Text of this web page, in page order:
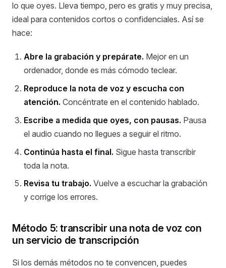
lo que oyes. Lleva tiempo, pero es gratis y muy precisa,
ideal para contenidos cortos o confidenciales. Así se
hace:
Abre la grabación y prepárate. Mejor en un
ordenador, donde es más cómodo teclear.
Reproduce la nota de voz y escucha con
atención. Concéntrate en el contenido hablado.
Escribe a medida que oyes, con pausas. Pausa
el audio cuando no llegues a seguir el ritmo.
Continúa hasta el final. Sigue hasta transcribir
toda la nota.
Revisa tu trabajo. Vuelve a escuchar la grabación
y corrige los errores.
Método 5: transcribir una nota de voz con
un servicio de transcripción
Si los demás métodos no te convencen, puedes